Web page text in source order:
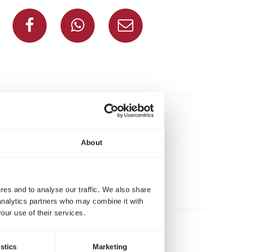
About
and to analyse our traffic. We also share
partners who may combine it with
use of their services.
Marketing
Deel op Facebook
Deel via WhatsApp